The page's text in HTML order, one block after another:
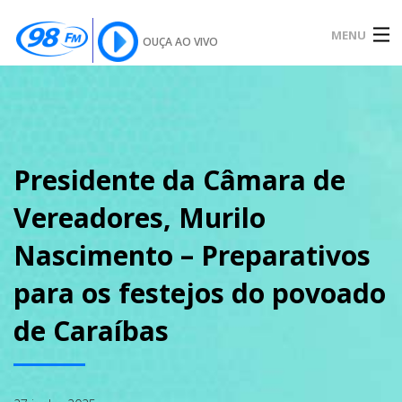
OUÇA AO VIVO MENU
SOBRE
PODCAST
Presidente da Câmara de
Vereadores, Murilo
Nascimento – Preparativos
para os festejos do povoado
de Caraíbas